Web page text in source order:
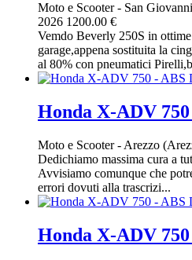
Moto e Scooter- San
2026 1200.00 €
Vemdo Beverly 250S in
garage,appena sostituita la
al 80% con pneumatici
Honda X-ADV
Moto e Scooter- Arezzo
Dedichiamo massima cura a
Avvisiamo comunque che
errori dovuti alla trascrizi...
Honda X-ADV